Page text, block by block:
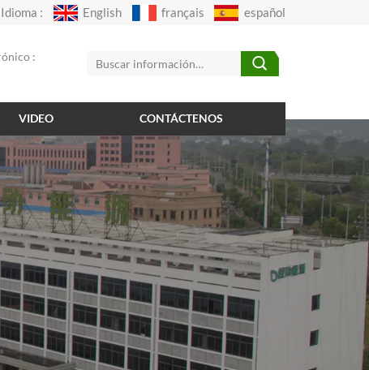
Idioma : English français español
:
VIDEO CONTÁCTENOS